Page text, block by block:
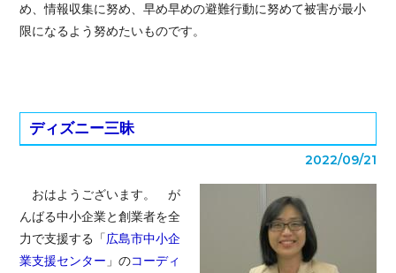
め、情報収集に努め、早め早めの避難行動に努めて被害が最小
限になるよう努めたいものです。
ディズニー三昧
2022/09/21
おはようございます。 が
んばる中小企業と創業者を全
力で支援する「広島市中小企
業支援センター 」のコーディ